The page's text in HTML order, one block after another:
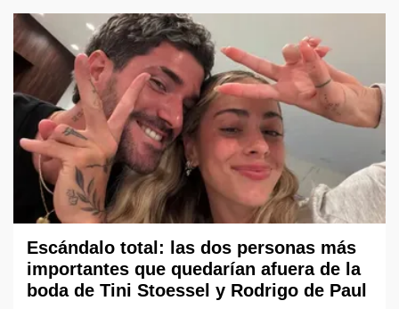
Escándalo total: las dos personas más
importantes que quedarían afuera de la
boda de Tini Stoessel y Rodrigo de Paul